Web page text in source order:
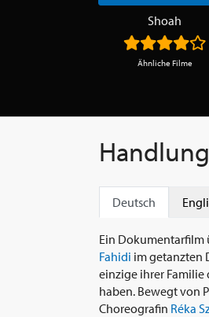
Shoah
Ähnliche Filme
Handlung
Deutsch
Ein Dokumentarfilm
Fahidi im getanzten
einzige ihrer Familie
haben. Bewegt von
Choreografin Réka